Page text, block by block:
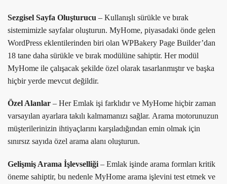
Sezgisel Sayfa Oluşturucu – Kullanışlı sürükle ve bırak
sistemimizle sayfalar oluşturun. MyHome, piyasadaki önde gelen
WordPress eklentilerinden biri olan WPBakery Page Builder’dan
18 tane daha sürükle ve bırak modülüne sahiptir. Her modül
MyHome ile çalışacak şekilde özel olarak tasarlanmıştır ve başka
hiçbir yerde mevcut değildir.
Özel Alanlar – Her Emlak işi farklıdır ve MyHome hiçbir zaman
varsayılan ayarlara takılı kalmamanızı sağlar. Arama motorunuzun
müşterilerinizin ihtiyaçlarını karşıladığından emin olmak için
sınırsız sayıda özel arama alanı oluşturun.
Gelişmiş Arama İşlevselliği – Emlak işinde arama formları kritik
öneme sahiptir, bu nedenle MyHome arama işlevini test etmek ve